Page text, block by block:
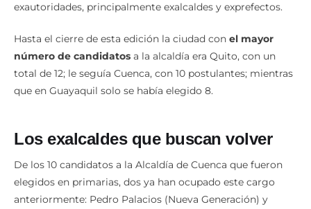
exautoridades, principalmente exalcaldes y exprefectos.
Hasta el cierre de esta edición la ciudad con el mayor
número de candidatos a la alcaldía era Quito, con un
total de 12; le seguía Cuenca, con 10 postulantes; mientras
que en Guayaquil solo se había elegido 8.
Los exalcaldes que buscan volver
De los 10 candidatos a la Alcaldía de Cuenca que fueron
elegidos en primarias, dos ya han ocupado este cargo
anteriormente: Pedro Palacios (Nueva Generación) y